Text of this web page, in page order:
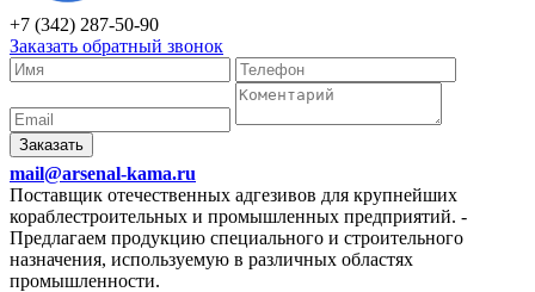
+7 (342) 287-50-90
Заказать обратный звонок
Заказать
mail@arsenal-kama.ru
Поставщик отечественных адгезивов для крупнейших
кораблестроительных и промышленных предприятий. -
Предлагаем продукцию специального и строительного
назначения, используемую в различных областях
промышленности.